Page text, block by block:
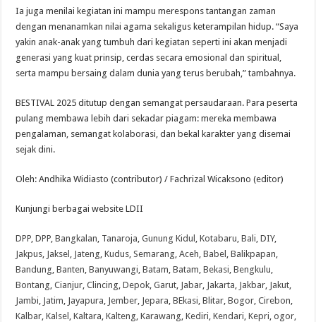
Ia juga menilai kegiatan ini mampu merespons tantangan zaman
dengan menanamkan nilai agama sekaligus keterampilan hidup. “Saya
yakin anak-anak yang tumbuh dari kegiatan seperti ini akan menjadi
generasi yang kuat prinsip, cerdas secara emosional dan spiritual,
serta mampu bersaing dalam dunia yang terus berubah,” tambahnya.
BESTIVAL 2025 ditutup dengan semangat persaudaraan. Para peserta
pulang membawa lebih dari sekadar piagam: mereka membawa
pengalaman, semangat kolaborasi, dan bekal karakter yang disemai
sejak dini.
Oleh: Andhika Widiasto (contributor) / Fachrizal Wicaksono (editor)
Kunjungi berbagai website LDII
DPP ,DPP ,Bangkalan Tanaroja ,Gunung Kidul ,Kotabaru ,Bali ,DIY,
Jakpus Jaksel Jateng ,Kudus ,Semarang ,Aceh ,Babel ,Balikpapan
Bandung ,Banten ,Banyuwangi ,Batam ,Batam ,Bekasi ,Bengkulu
Bontang ,Cianjur ,Clincing ,Depok ,Garut Jabar Jakarta Jakbar Jakut
Jambi Jatim Jayapura Jember Jepara ,BEkasi ,Blitar ,Bogor ,Cirebon
Kalbar ,Kalsel ,Kaltara ,Kalteng ,Karawang ,Kediri ,Kendari ,Kepri ,ogor